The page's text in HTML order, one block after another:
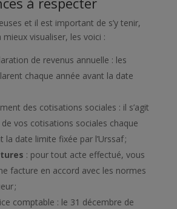
et il est important de s’y tenir,
visualiser, les voici :
de revenus annuelle : les
chaque année avant la date
des cotisations sociales : il s’agit
de vos cotisations sociales chaque
date limite fixée par l’Urssaf ;
: pour tout acte effectué, vous
facture en accord avec les normes
;
comptable : le 31 décembre de